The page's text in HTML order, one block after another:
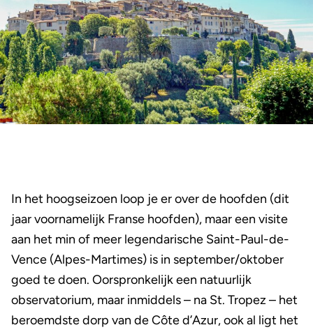
In het hoogseizoen loop je er over de hoofden (dit
jaar voornamelijk Franse hoofden), maar een visite
aan het min of meer legendarische Saint-Paul-de-
Vence (Alpes-Martimes) is in september/oktober
goed te doen. Oorspronkelijk een natuurlijk
observatorium, maar inmiddels – na St. Tropez – het
beroemdste dorp van de Côte d’Azur, ook al ligt het